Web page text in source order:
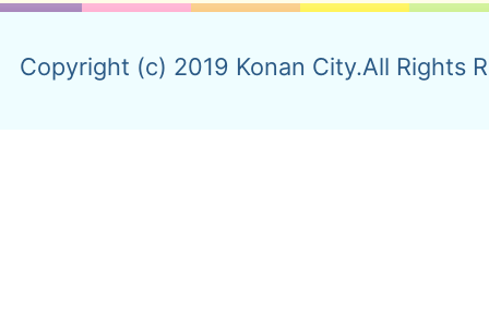
Copyright (c) 2019 Konan City.All Rights